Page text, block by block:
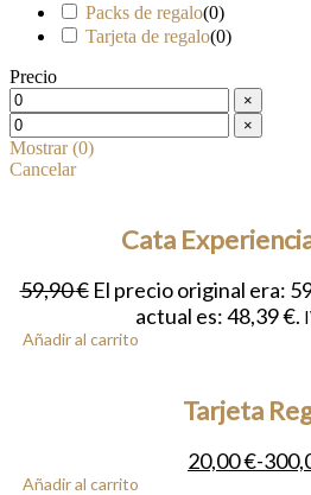
Packs de regalo(0)
Tarjeta de regalo(0)
Precio
×
×
Mostrar(0)
Cancelar
Cata
59,90€ El precio original era:
actual es: 48,39 €.
Añadir al carrito
Tarjeta
20,00€-
Añadir al carrito